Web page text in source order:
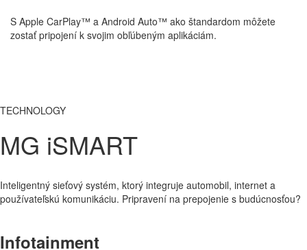
S Apple CarPlay™ a Android Auto™ ako štandardom môžete
zostať pripojení k svojim obľúbeným aplikáciám.
TECHNOLOGY
MG iSMART
Inteligentný sieťový systém, ktorý integruje automobil, internet a
používateľskú komunikáciu. Pripravení na prepojenie s budúcnosťou?
Infotainment